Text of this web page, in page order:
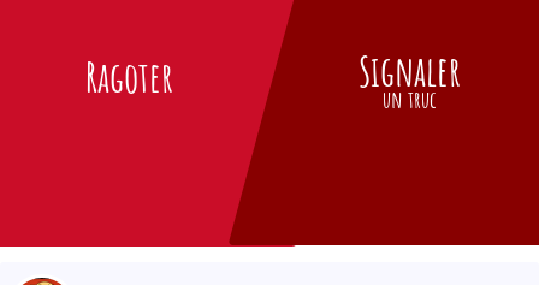
Ragoter Signaler
un truc